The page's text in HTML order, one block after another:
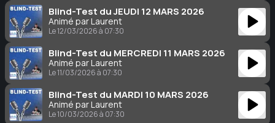
Blind-Test du JEUDI 12 MARS 2026
Animé par Laurent
Le 12/03/2026 à 07:30
Blind-Test du MERCREDI 11 MARS 2026
Animé par Laurent
Le 11/03/2026 à 07:30
Blind-Test du MARDI 10 MARS 2026
Animé par Laurent
Le 10/03/2026 à 07:30